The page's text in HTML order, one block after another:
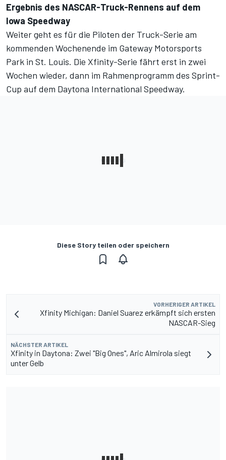
Ergebnis des NASCAR-Truck-Rennens auf dem
Iowa Speedway
Weiter geht es für die Piloten der Truck-Serie am
kommenden Wochenende im Gateway Motorsports
Park in St. Louis. Die Xfinity-Serie fährt erst in zwei
Wochen wieder, dann im Rahmenprogramm des Sprint-
Cup auf dem Daytona International Speedway.
Diese Story teilen oder speichern
VORHERIGER ARTIKEL
Xfinity Michigan: Daniel Suarez erkämpft sich ersten
NASCAR-Sieg
NÄCHSTER ARTIKEL
Xfinity in Daytona: Zwei "Big Ones", Aric Almirola siegt
unter Gelb